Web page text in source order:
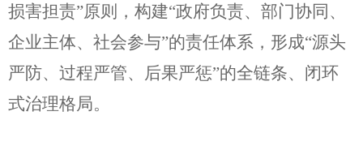
损害担责”原则，构建“政府负责、部门协同、
企业主体、社会参与”的责任体系，形成“源头
严防、过程严管、后果严惩”的全链条、闭环
式治理格局。